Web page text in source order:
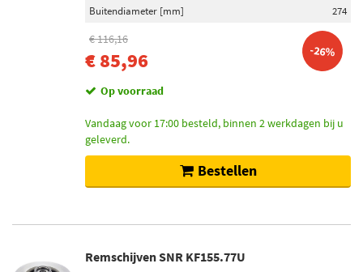
Buitendiameter [mm]
274
€ 116,16
€ 85,96 -26%
Op voorraad
Vandaag voor 17:00 besteld, binnen 2 werkdagen bij u
geleverd.
Bestellen
Remschijven SNR KF155.77U